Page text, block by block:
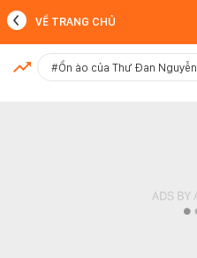
MỚI NHẤT
VỀ TRANG CHỦ
#Ồn ào của Thư Đan Nguyễn